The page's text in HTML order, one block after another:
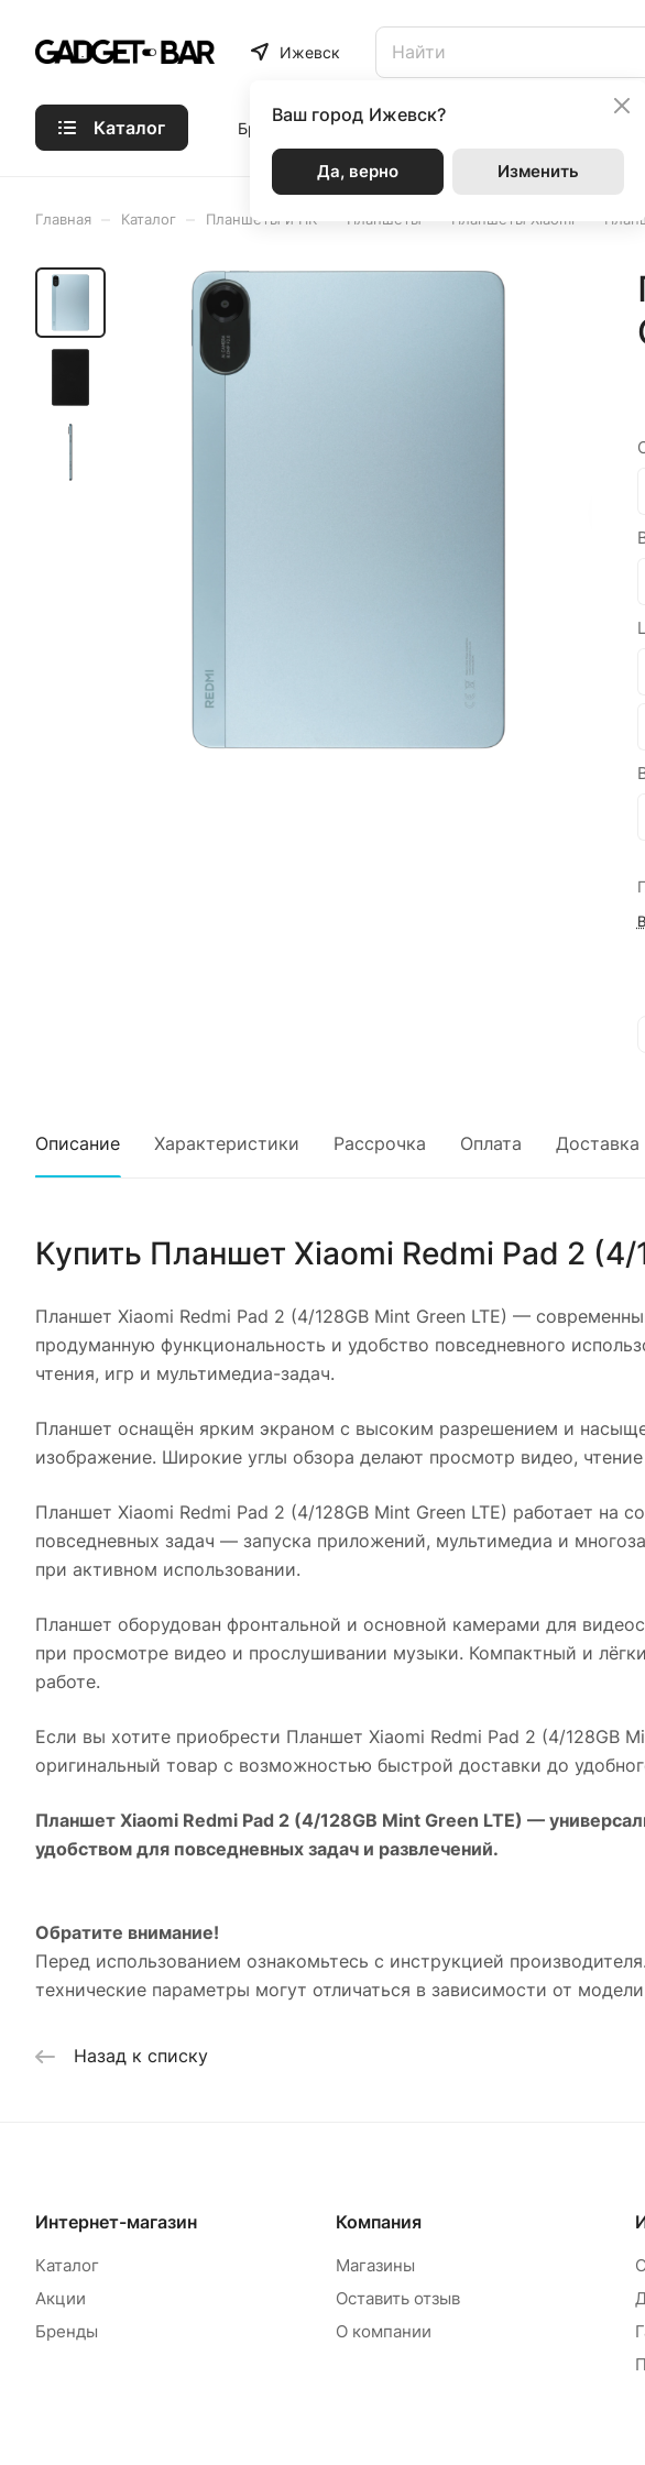
Ижевск
Ваш город Ижевск?
Да, верно Изменить
Каталог Бренды Статьи Акции
Главная Каталог Планшеты и ПК Планшеты Планшеты Xiaomi
Описание Характеристики Рассрочка Оплата Доставка
Купить Планшет Xiaomi Redmi Pad 2 (4/
Планшет Xiaomi Redmi Pad 2 (4/128GB Mint Green LTE) —
продуманную функциональность и удобство повседневного
чтения, игр и мультимедиа-задач.
Планшет оснащён ярким экраном с высоким разрешением и
изображение. Широкие углы обзора делают просмотр видео,
Планшет Xiaomi Redmi Pad 2 (4/128GB Mint Green LTE) работает на
повседневных задач — запуска приложений, мультимедиа и
при активном использовании.
Планшет оборудован фронтальной и основной камерами для
при просмотре видео и прослушивании музыки. Компактный и
работе.
Если вы хотите приобрести Планшет Xiaomi Redmi Pad 2 (4/128GB
оригинальный товар с возможностью быстрой доставки до
Планшет Xiaomi Redmi Pad 2 (4/128GB Mint Green LTE) —
удобством для повседневных задач и развлечений.
Обратите внимание!
Перед использованием ознакомьтесь с инструкцией
технические параметры могут отличаться в зависимости от
Назад к списку
Интернет-магазин
Каталог
Акции
Бренды
Компания
Магазины
Оставить отзыв
О компании